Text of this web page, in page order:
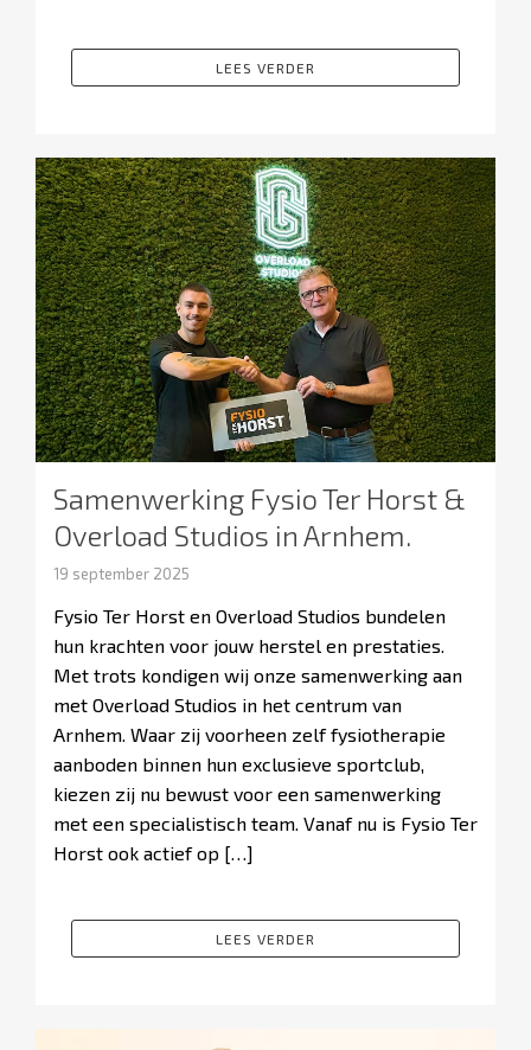
LEES VERDER
Samenwerking Fysio Ter Horst &
Overload Studios in Arnhem.
19 september 2025
Fysio Ter Horst en Overload Studios bundelen
hun krachten voor jouw herstel en prestaties.
Met trots kondigen wij onze samenwerking aan
met Overload Studios in het centrum van
Arnhem. Waar zij voorheen zelf fysiotherapie
aanboden binnen hun exclusieve sportclub,
kiezen zij nu bewust voor een samenwerking
met een specialistisch team. Vanaf nu is Fysio Ter
Horst ook actief op […]
LEES VERDER